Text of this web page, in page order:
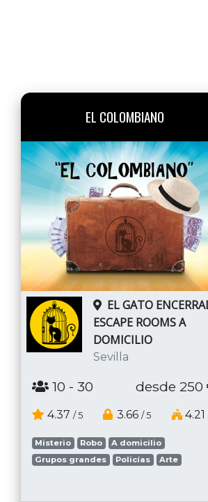
EL COLOMBIANO
EL GATO
ESCAPE ROOMS A
DOMICILIO
Sevilla
10 - 30 desde 250
4.37 / 5 3.66 / 5 4.21
Misterio Robo
A domicilio
Grupos grandes
Policías Arte